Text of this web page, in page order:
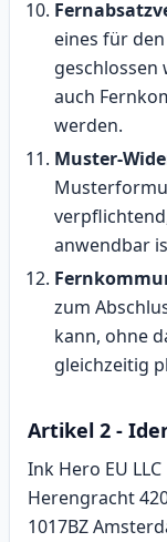
eines für
geschlossen
auch
werden.
Muster-
anwendbar
zum
kann, ohne
gleichzeitig
Artikel 2 -
Ink Hero EU LLC
Herengracht
1017BZ